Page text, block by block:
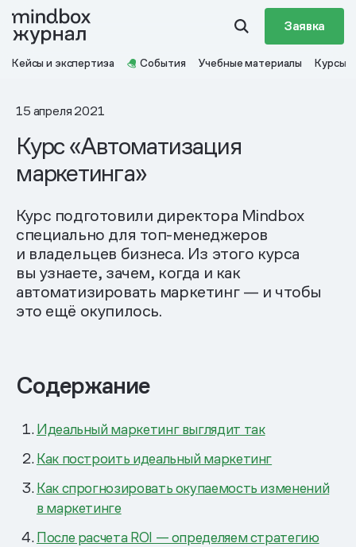
Заявка
Кейсы и экспертиза События Учебные материалы Курсы
15 апреля 2021
Курс «Автоматизация
маркетинга»
Курс подготовили директора Mindbox
специально для топ-менеджеров
и владельцев бизнеса. Из этого курса
вы узнаете, зачем, когда и как
автоматизировать маркетинг — и чтобы
это ещё окупилось.
Содержание
Идеальный маркетинг выглядит так
Как построить идеальный маркетинг
Как спрогнозировать окупаемость изменений
в маркетинге
После расчета ROI — определяем стратегию